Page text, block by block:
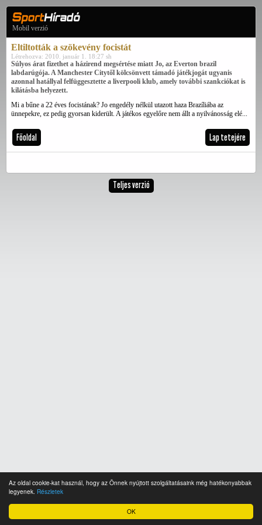
OK
Az oldal cookie-kat használ, hogy az Önnek nyújtott szolgáltatásaink még hatékonyabbak
legyenek. Részletek
Mobil verzió
Eltiltották a szökevény focistát
Létrehozva: 2010. január 1. 18:27 sh
Súlyos árat fizethet a házirend megsértése miatt Jo, az Everton brazil
labdarúgója. A Manchester Citytől kölcsönvett támadó játékjogát ugyanis
azonnal hatállyal felfüggesztette a liverpooli klub, amely további szankciókat is
kilátásba helyezett.
Mi a bűne a 22 éves focistának? Jo engedély nélkül utazott haza Brazíliába az
ünnepekre, ez pedig gyorsan kiderült. A játékos egyelőre nem állt a nyilvánosság elé...
Főoldal Lap tetejére
Teljes verzió